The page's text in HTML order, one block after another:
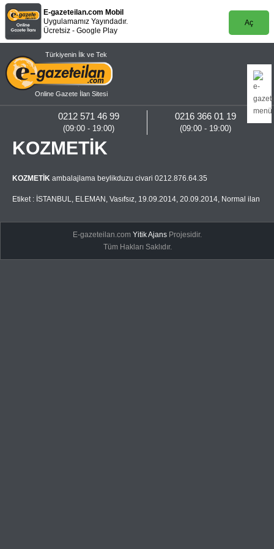
E-gazeteilan.com Mobil
Uygulamamız Yayındadır.
Ücretsiz - Google Play
Aç
Türkiyenin İlk ve Tek
Online Gazete İlan Sitesi
0216 366 01 19
(09:00 - 19:00)
0212 571 46 99
(09:00 - 19:00)
KOZMETİK
KOZMETİK ambalajlama beylikduzu civari 0212.876.64.35
Etiket : İSTANBUL, ELEMAN , Vasıfsız, 19.09.2014, 20.09.2014, Normal ilan
E-gazeteilan.comYitik Ajans Projesidir.
Tüm Hakları Saklıdır.